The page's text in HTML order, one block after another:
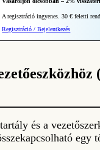
A regisztráció ingyenes. 30 € feletti
Regisztráció / Bejelentkezés
és a
egy